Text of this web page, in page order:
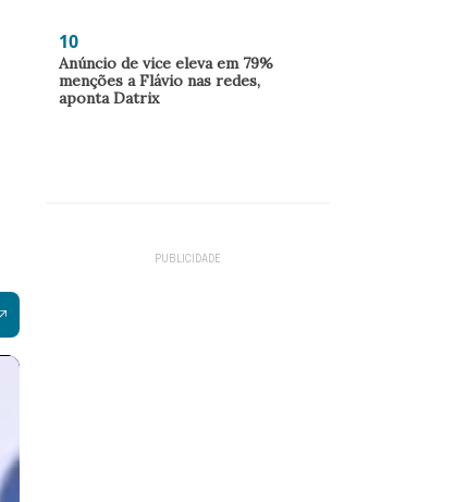
10
Anúncio de vice eleva em 79%
menções a Flávio nas redes,
aponta Datrix